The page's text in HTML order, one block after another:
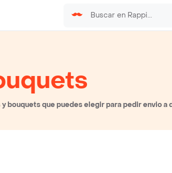
bouquets que puedes elegir para pedir envio